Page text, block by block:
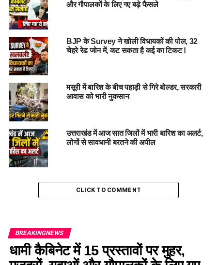
मुजफ्फरनगर का रहने वाला था युवक
पुलिस द्वारा जांच करने पर युवक की पहचान शुभम त्यागी 29 वर्षीय
मुजफ्फरनगरनिवासी के रूप में हुई है। युवक Doiwala के मिसर वाला में
किराए के मकान में रहता था। डोईवाला के एक निजी अस्पताल में लैब
टेक्नीशियन के रूप में कार्यरत था।
हार्ट अटैक से मौत की जताई जा रही
आशंका
डॉक्टरों ने बताया कि प्रथमदृष्टया युवक की मौत टहलने के दौरान हार्ट
और गौपालकों के लिए गए बड़े फैसले
BJP के Survey ने खोली विधायकों की पोल, 32
चेहरे रेड जोन में, कट सकता है कई का टिकट !
मसूरी में बारिश के बीच पहाड़ी से गिरे बोल्डर, सरकारी
आवास को भारी नुकसान
उत्तराखंड में आज सात जिलों में भारी बारिश का अलर्ट,
लोगों से सावधानी बरतने की अपील
CLICK TO COMMENT
BREAKINGNEWS
धामी कैबिनेट में 15 प्रस्तावों पर मुहर,